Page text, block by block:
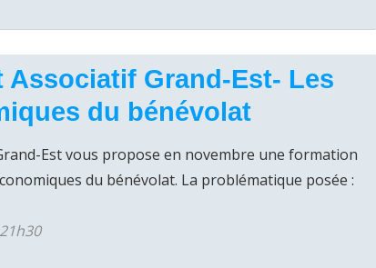
Associatif Grand-Est- Les
du bénévolat
Est vous propose en novembre une formation
du bénévolat. La problématique posée :